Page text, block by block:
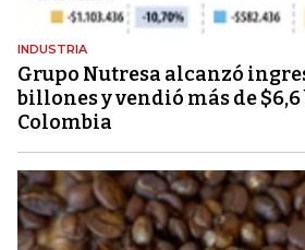
INDUSTRIA
Grupo Nutresa alcanzó
billones y vendió más de
Colombia